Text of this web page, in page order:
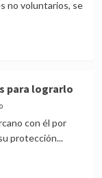
no voluntarios, se
para lograrlo
con él por
protección...